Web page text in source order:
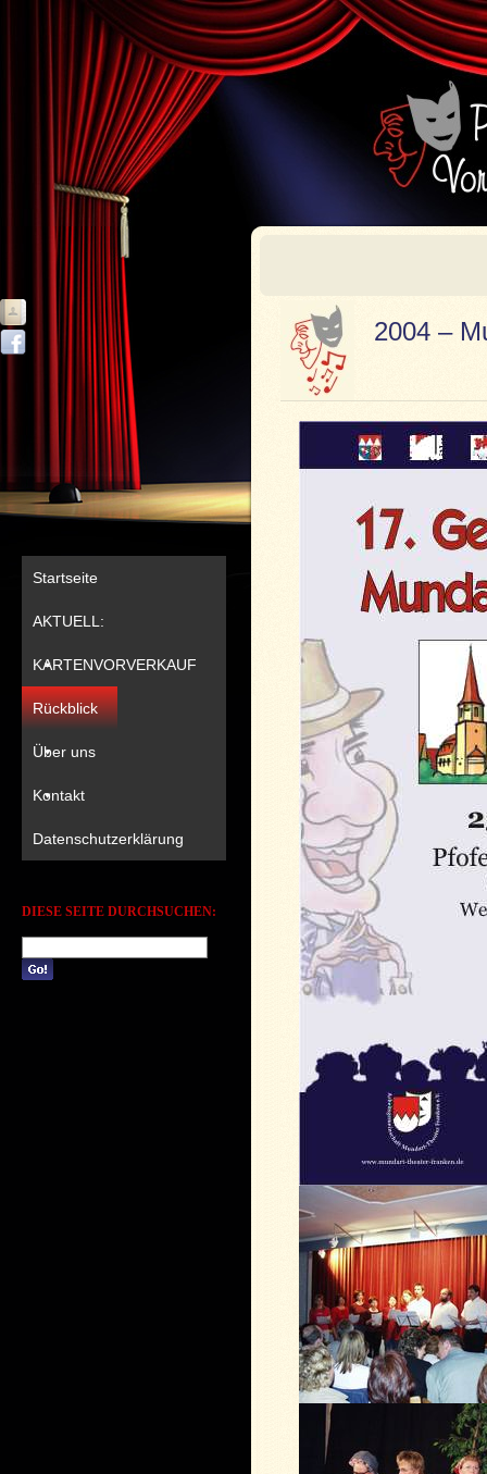
Startseite
AKTUELL:
KARTENVORVERKAUF
Rückblick
Über uns
Kontakt
Datenschutzerklärung
DIESE SEITE DURCHSUCHEN:
2004 –